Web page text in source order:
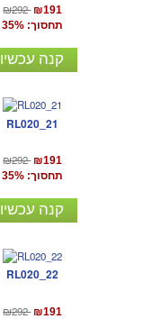
₪292 ₪191
תחסוך: 35%
קנה עכשיו
RL020_21
₪292 ₪191
תחסוך: 35%
קנה עכשיו
RL020_22
₪292 ₪191